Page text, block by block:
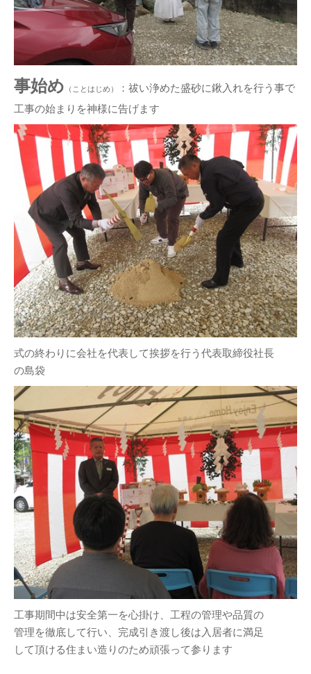
事始め （ことはじめ）
：祓い浄めた盛砂に鍬入れを行う事で
工事の始まりを神様に告げます
式の終わりに会社を代表して挨拶を行う代表取締役社長
の島袋
工事期間中は安全第一を心掛け、工程の管理や品質の
管理を徹底して行い、完成引き渡し後は入居者に満足
して頂ける住まい造りのため頑張って参ります